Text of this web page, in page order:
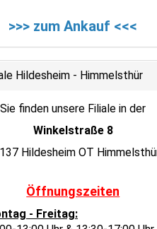
>>> zum Ankauf <<<
Hildesheim - Himmelsthür
Sie finden unsere Filiale in der
Winkelstraße 8
Hildesheim OT
Öffnungszeiten
- Freitag: